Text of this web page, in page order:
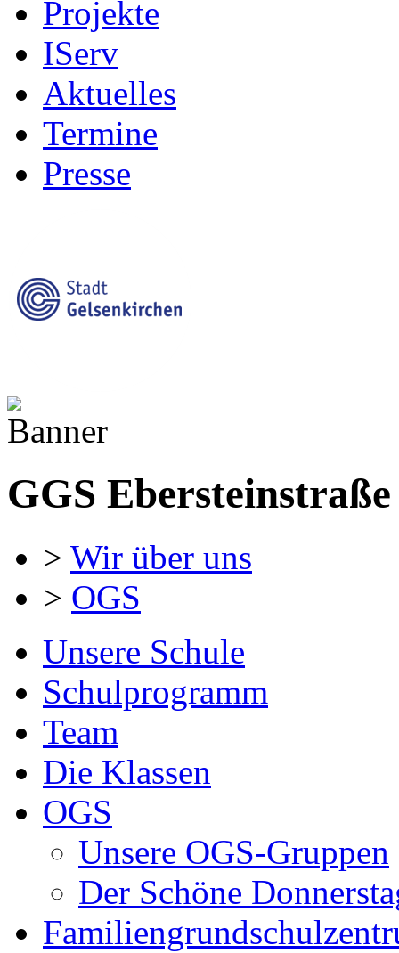
Projekte
IServ
Aktuelles
Termine
Presse
GGS Ebersteinstraße
> Wir über uns
> OGS
Unsere Schule
Schulprogramm
Team
Die Klassen
OGS
Unsere OGS-Gruppen
Der Schöne